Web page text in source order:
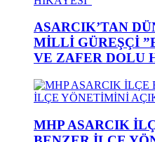
ASARCIK’TAN
MİLLİ GÜREŞÇİ
VE ZAFER DOLU
MHP ASARCIK